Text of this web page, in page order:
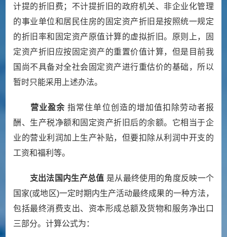
计提的折旧费；不计提折旧的政府机关、非企业化管理
的事业单位和居民住房的固定资产折旧是按照统一规定
的折旧率和固定资产原值计算的虚拟折旧。原则上，固
定资产折旧应按固定资产的重置价值计算，但是目前我
国尚不具备对全社会固定资产进行重估价的基础，所以
暂时只能采用上述办法。
营业盈余 指常住单位创造的增加值扣除劳动者报
酬、生产税净额和固定资产折旧后的余额。它相当于企
业的营业利润加上生产补贴，但要扣除从利润中开支的
工资和福利等。
支出法国内生产总值 是从最终使用的角度反映一个
国家(或地区)一定时期内生产活动最终成果的一种方法，
包括最终消费支出、资本形成总额及货物和服务净出口
三部分。计算公式为：